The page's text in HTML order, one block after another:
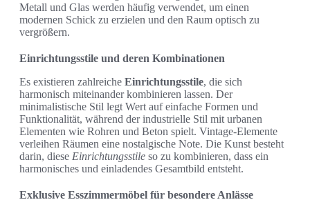
Metall und Glas werden häufig verwendet, um einen
modernen Schick zu erzielen und den Raum optisch zu
vergrößern.
Einrichtungsstile und deren Kombinationen
Es existieren zahlreiche Einrichtungsstile, die sich
harmonisch miteinander kombinieren lassen. Der
minimalistische Stil legt Wert auf einfache Formen und
Funktionalität, während der industrielle Stil mit urbanen
Elementen wie Rohren und Beton spielt. Vintage-Elemente
verleihen Räumen eine nostalgische Note. Die Kunst besteht
darin, diese Einrichtungsstile so zu kombinieren, dass ein
harmonisches und einladendes Gesamtbild entsteht.
Exklusive Esszimmermöbel für besondere Anlässe